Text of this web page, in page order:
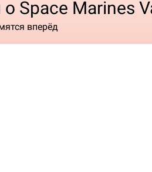
Space Marines
вперёд